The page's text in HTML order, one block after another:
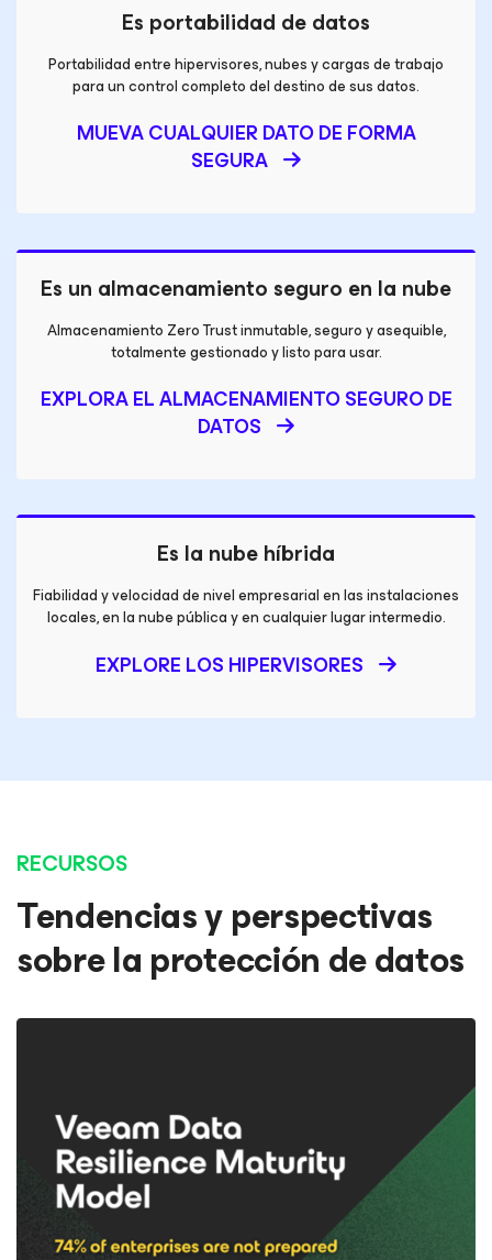
Es portabilidad de datos
Portabilidad entre hipervisores, nubes y cargas de trabajo
paraun control completo del destino de sus datos.
MUEVA CUALQUIER DATO DE FORMA
SEGURA
Es un almacenamiento seguro en la nube
Almacenamiento Zero Trust inmutable, seguro y asequible,
totalmente gestionado y listo para usar.
EXPLORA EL ALMACENAMIENTO SEGURO DE
DATOS
Es la nube híbrida
Fiabilidad y velocidad de nivel empresarial enlas instalaciones
locales, en la nube pública y en cualquier lugar intermedio.
EXPLORE LOS HIPERVISORES
RECURSOS
Tendencias y perspectivas
sobre la protección de datos